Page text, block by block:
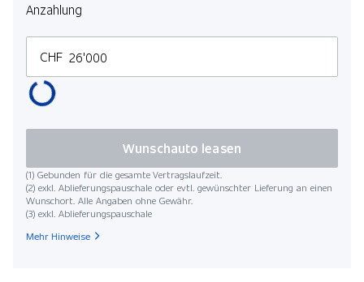
Anzahlung
CHF
(1) Gebunden für die gesamte Vertragslaufzeit.
(2) exkl. Ablieferungspauschale oder evtl. gewünschter Lieferung an einen
Wunschort. Alle Angaben ohne Gewähr.
(3) exkl. Ablieferungspauschale
Wunschauto leasen
Mehr Hinweise